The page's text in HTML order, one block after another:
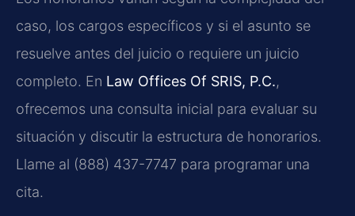
caso, los cargos específicos y si el asunto se
resuelve antes del juicio o requiere un juicio
completo. En Law Offices Of SRIS, P.C.,
ofrecemos una consulta inicial para evaluar su
situación y discutir la estructura de honorarios.
Llame al (888) 437-7747 para programar una
cita.